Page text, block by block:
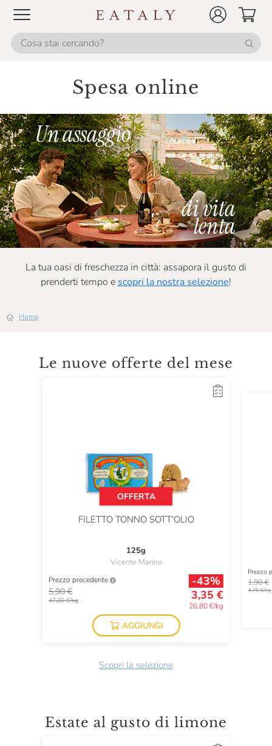
Spesa online
La tua oasi di freschezza in città: assapora il gusto di
prenderti tempo e scopri la nostra selezione!
Home
Le nuove offerte del mese
OFFERTA
FILETTO TONNO SOTT'OLIO
125g
Vicente Marino
Prezzo precedente
5,90 €
47,20 €/kg
-43%
3,35 €
26,80 €/kg
AGGIUNGI
Prezzo
1,90 €
4,75 €/kg
Scopri la selezione
Estate al gusto di limone